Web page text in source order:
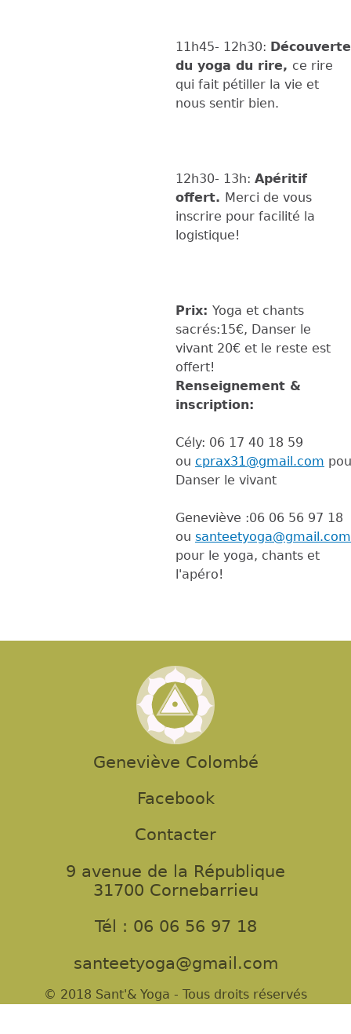
11h45- 12h30: Découverte
du yoga du rire, ce rire
qui fait pétiller la vie et
nous sentir bien.
12h30- 13h: Apéritif
offert. Merci de vous
inscrire pour facilité la
logistique!
Prix: Yoga et chants
sacrés:15€, Danser le
vivant 20€ et le reste est
offert!
Renseignement &
inscription:
Cély: 06 17 40 18 59
ou cprax31@gmail.com
Danser le vivant
Geneviève :06 06 56 97 18
ou santeetyoga@gmail.com
pour le yoga, chants et
l'apéro!
Geneviève Colombé
Facebook
Contacter
9 avenue de la République
31700 Cornebarrieu
Tél : 06 06 56 97 18
santeetyoga@gmail.com
© 2018 Sant'& Yoga - Tous droits réservés